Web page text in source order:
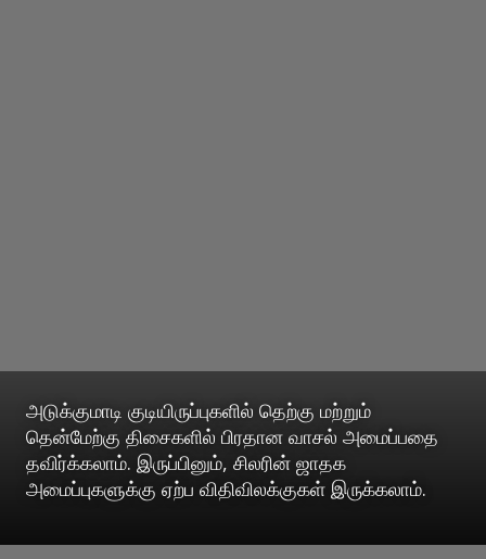
அடுக்குமாடி குடியிருப்புகளில் தெற்கு மற்றும்
தென்மேற்கு திசைகளில் பிரதான வாசல் அமைப்பதை
தவிர்க்கலாம். இருப்பினும், சிலரின் ஜாதக
அமைப்புகளுக்கு ஏற்ப விதிவிலக்குகள் இருக்கலாம்.